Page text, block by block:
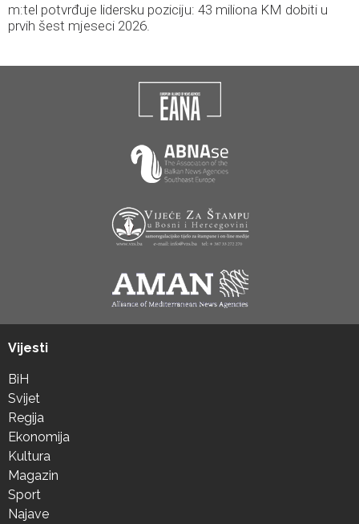
m:tel potvrđuje lidersku poziciju: 43 miliona KM dobiti u
prvih šest mjeseci 2026.
Vijesti
BiH
Svijet
Regija
Ekonomija
Kultura
Magazin
Sport
Najave